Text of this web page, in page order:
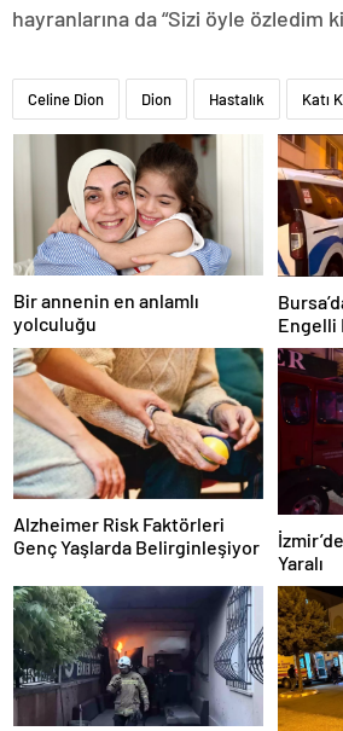
hayranlarına da “Sizi öyle özledim
Celine Dion Dion Hastalık Katı
Bir annenin en anlamlı
yolculuğu
Engelli
Alzheimer Risk Faktörleri
Genç Yaşlarda Belirginleşiyor
Yaralı